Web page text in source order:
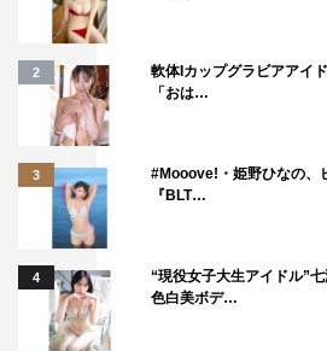
STU48・石田千穂＆MV監督・髙
2
軟体Iカップグラビアアイ
「おは…
3
#Mooove!・姫野ひなの、
『BLT…
4
“現役女子大生アイドル”
色白美ボデ…